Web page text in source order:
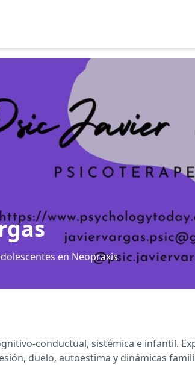
en Neopraxis
conductual, sistémica e infantil.
duelo, autoestima y dinámicas